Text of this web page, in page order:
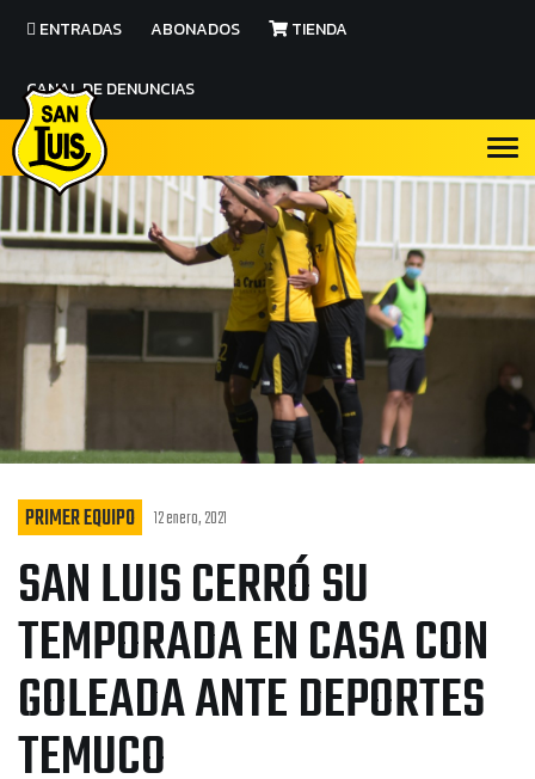
ENTRADAS ABONADOS TIENDA
CANAL DE DENUNCIAS
PRIMER EQUIPO 12 enero, 2021
SAN LUIS CERRÓ SU
TEMPORADA EN CASA CON
GOLEADA ANTE DEPORTES
TEMUCO